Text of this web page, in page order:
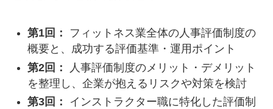
第1回：
フィットネス業全体の人事評価制度の
概要と、成功する評価基準・運用ポイント
第2回：
人事評価制度のメリット・デメリット
を整理し、企業が抱えるリスクや対策を検討
第3回：
インストラクター職に特化した評価制